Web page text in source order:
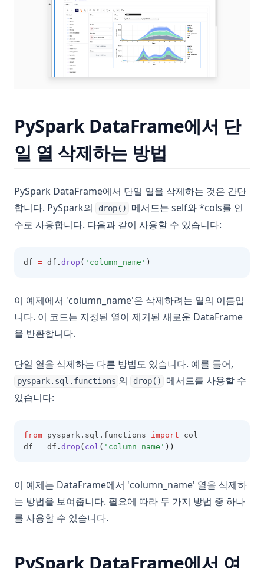
PySpark DataFrame에서 단
일 열 삭제하는 방법
PySpark DataFrame에서 단일 열을 삭제하는 것은 간단
합니다. PySpark의
drop()
메서드는 self와 *cols를 인
수로 사용합니다. 다음과 같이 사용할 수 있습니다:
df = df . drop ( 'column_name' )
이 예제에서 'column_name'은 삭제하려는 열의 이름입
니다. 이 코드는 지정된 열이 제거된 새로운 DataFrame
을 반환합니다.
단일 열을 삭제하는 다른 방법도 있습니다. 예를 들어,
pyspark.sql.functions 의 drop()
메서드를 사용할 수
있습니다:
from pyspark . sql . functions import col
df = df . drop ( col ( 'column_name' ))
이 예제는 DataFrame에서 'column_name' 열을 삭제하
는 방법을 보여줍니다. 필요에 따라 두 가지 방법 중 하나
를 사용할 수 있습니다.
PySpark DataFrame에서 여